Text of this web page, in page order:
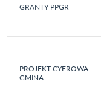
GRANTY PPGR
PROJEKT CYFROWA
GMINA